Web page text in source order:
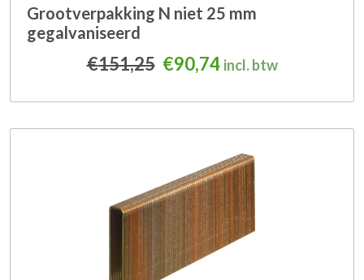
Grootverpakking N niet 25 mm
gegalvaniseerd
€151,25 Oorspronkelijke prijs
€90,74Huidige prijs is:
incl. btw